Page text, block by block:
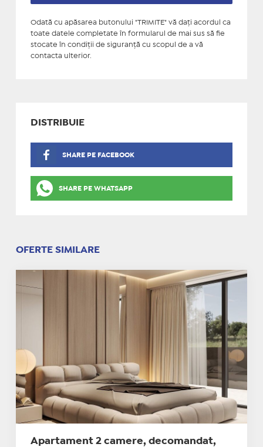
Odată cu apăsarea butonului "TRIMITE" vă daţi acordul ca
toate datele completate în formularul de mai sus să fie
stocate în condiţii de siguranţă cu scopul de a vă
contacta ulterior.
DISTRIBUIE
SHARE PE FACEBOOK
SHARE PE WHATSAPP
OFERTE SIMILARE
Apartament 2 camere, decomandat,